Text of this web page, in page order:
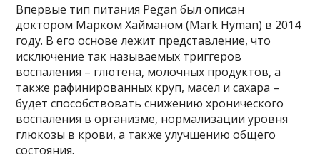
Впервые тип питания Pegan был описан
доктором Марком Хайманом (Mark Hyman) в 2014
году. В его основе лежит представление, что
исключение так называемых триггеров
воспаления – глютена, молочных продуктов, а
также рафинированных круп, масел и сахара –
будет способствовать снижению хронического
воспаления в организме, нормализации уровня
глюкозы в крови, а также улучшению общего
состояния.